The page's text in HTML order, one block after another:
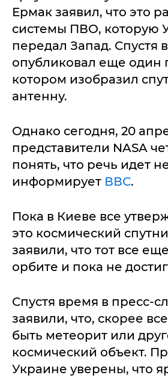
Ермак заявил, что это
системы ПВО, которую
передал Запад. Спустя
опубликовал еще один
котором изобразил
антенну.
Однако сегодня, 20
представители NASA
понять, что речь идет
информирует ВВС.
Пока в Киеве все
это космический
заявили, что тот все
орбите и пока не
Спустя время в пресс-
заявили, что, скорее
быть метеорит или
космический объект.
Украине уверены, что